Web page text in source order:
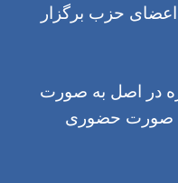
حزب برگزار
در اصل به صورت
صورت حضوری